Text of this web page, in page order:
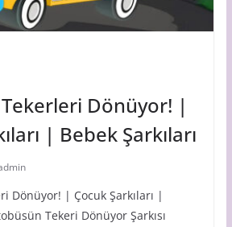
Dönüyor! |
| Bebek Şarkıları
Dönüyor! | Çocuk Şarkıları |
Tekeri Dönüyor Şarkısı